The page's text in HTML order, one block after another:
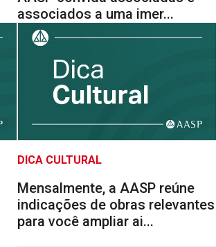
associados a uma imer...
DICA CULTURAL
Mensalmente, a AASP reúne
indicações de obras relevantes
para você ampliar ai...